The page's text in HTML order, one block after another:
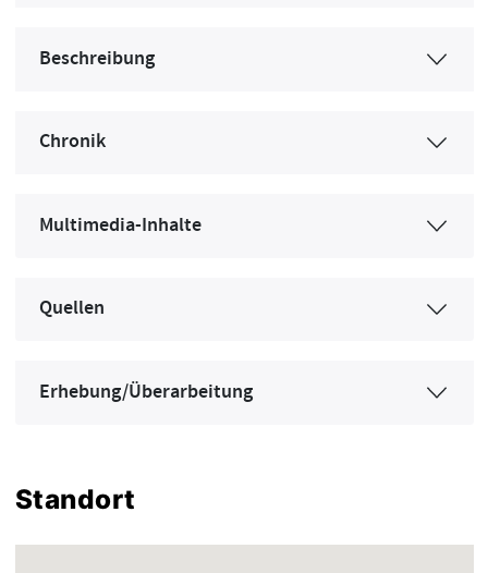
Beschreibung
Chronik
Multimedia-Inhalte
Quellen
Erhebung/Überarbeitung
Standort